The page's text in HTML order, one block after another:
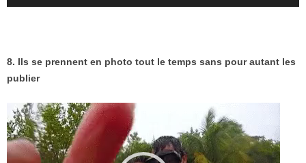
8. Ils se prennent en photo tout le temps sans pour autant les
publier
Lecteur
vidéo